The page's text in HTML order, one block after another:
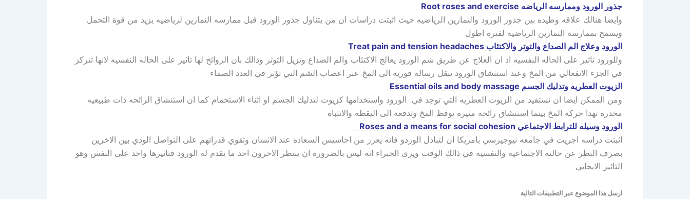
جذور الورود وممارسه الرياضه Root roses and exercise
وايضا هنالك علاقه وطيده بين جذور الورود والتمارين الرياضيه حيث اثبتت دراسات ان من يتناول جذور الورود قبل ممارسه التمارين لرياضيه يزيد من قوة التحمل
ويسمح بممارسه التمارين الرياضيه لفتره اطول
الورود وعلاج الم الصداع والتوتر والاكتئاب Treat pain and tension headaches
وللورود تاثير على الحاله النفسيه اذ ان العلاج عن طريق شم الورود يعالج الاكتئاب والم الصداع وتزيل التوتر وذالك بان الروائح لها تاثير على الحاله النفسيه لانها تتركز
في الجزء الانفعالي من المخ وعند استنشاق الورود تنقل رساله فوريه الى المخ عبر اعصاب الشم التي تؤثر في الغدد الصماء
الزيوت العطريه وتدليك الجسم Essential oils and body massage
ومن الممكن ايضا ان نستفيد من الزيوت العطريه التي توجد في الورود واستخدامها كزيوت لتدليك الجسم او اثناء الاستحمام كما ان استنشاق الرائحه ذات طبيعيه
مخدره تهدا حركه المخ بينما استنشاق رائحه مثيره توقظ المخ وتدفعه الى اليقظه والانتباه
الورود وسيله للترابط الاجتماعي Roses and a means for social cohesion
اثبتت دراسه اجريت في جامعه نيوجيرسي بامريكا ان لتبادل الوردو فانه يعزز من احاسيس السعاده عند الانسان وتقوي قدراتهم على التواصل الودي بين الاخرين
بصرف النظر عن حالته الاجتماعيه والنفسيه في ذالك الوقت ويرى الخبراء انه ليس بالضروره ان ينتظر الاخرون احد ما يقدم له الورود فتاثيرها واحد على النفس وهو
التاثير الايجابي
ارسل هذا الموضوع عبر التطبيقات التالية